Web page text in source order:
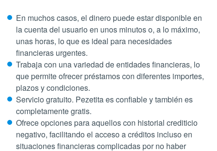
En muchos casos, el dinero puede estar disponible en
la cuenta del usuario en unos minutos o, a lo máximo,
unas horas, lo que es ideal para necesidades
financieras urgentes.
Trabaja con una variedad de entidades financieras, lo
que permite ofrecer préstamos con diferentes importes,
plazos y condiciones.
Servicio gratuito. Pezetita es confiable y también es
completamente gratis.
Ofrece opciones para aquellos con historial crediticio
negativo, facilitando el acceso a créditos incluso en
situaciones financieras complicadas por no haber